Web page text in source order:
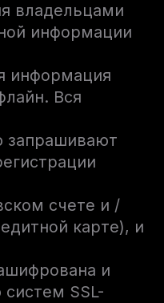
владельцами
информации
информация
Вся
запрашивают
счете и /
карте), и
и
SSL-